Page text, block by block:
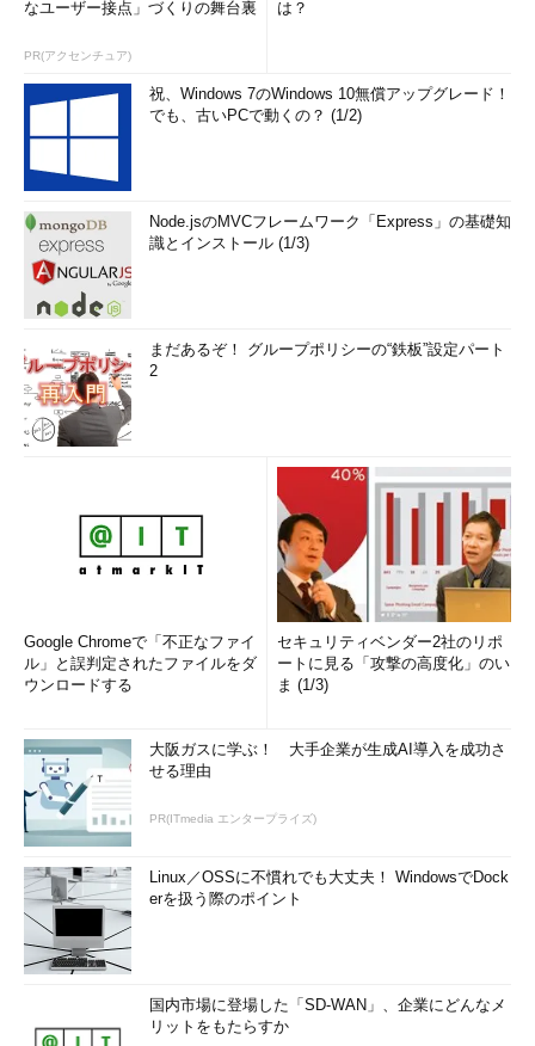
なユーザー接点」づくりの舞台裏
PR(アクセンチュア)
は？
祝、Windows 7のWindows 10無償アップグレード！
でも、古いPCで動くの？ (1/2)
Node.jsのMVCフレームワーク「Express」の基礎知
識とインストール (1/3)
まだあるぞ！ グループポリシーの“鉄板”設定パート
2
Google Chromeで「不正なファイ
ル」と誤判定されたファイルをダ
ウンロードする
セキュリティベンダー2社のリポ
ートに見る「攻撃の高度化」のい
ま (1/3)
大阪ガスに学ぶ！ 大手企業が生成AI導入を成功さ
せる理由
PR(ITmedia エンタープライズ)
Linux／OSSに不慣れでも大丈夫！ WindowsでDock
erを扱う際のポイント
国内市場に登場した「SD-WAN」、企業にどんなメ
リットをもたらすか